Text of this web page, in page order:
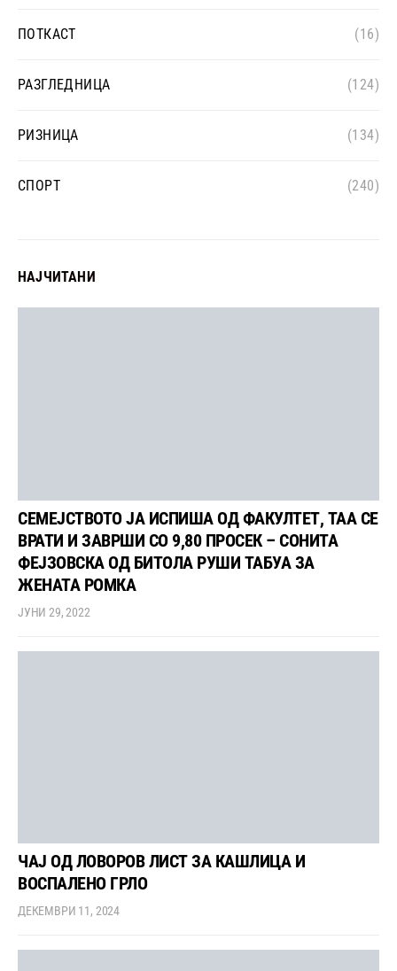
ПОТКАСТ (16)
РАЗГЛЕДНИЦА (124)
РИЗНИЦА (134)
СПОРТ (240)
НАЈЧИТАНИ
СЕМЕЈСТВОТО ЈА ИСПИША ОД ФАКУЛТЕТ, ТАА СЕ
ВРАТИ И ЗАВРШИ СО 9,80 ПРОСЕК – СОНИТА
ФЕЈЗОВСКА ОД БИТОЛА РУШИ ТАБУА ЗА
ЖЕНАТА РОМКА
ЈУНИ 29, 2022
ЧАЈ ОД ЛОВОРОВ ЛИСТ ЗА КАШЛИЦА И
ВОСПАЛЕНО ГРЛО
ДЕКЕМВРИ 11, 2024